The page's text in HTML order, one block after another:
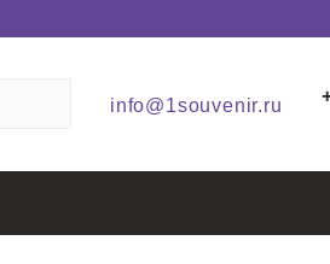
info@1souvenir.ru